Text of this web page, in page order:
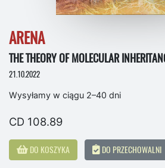
ARENA
THE THEORY OF MOLECULAR
21.10.2022
Wysyłamy w ciągu 2–40 dni
CD 108.89
DO KOSZYKA DO PRZECHOWALNI